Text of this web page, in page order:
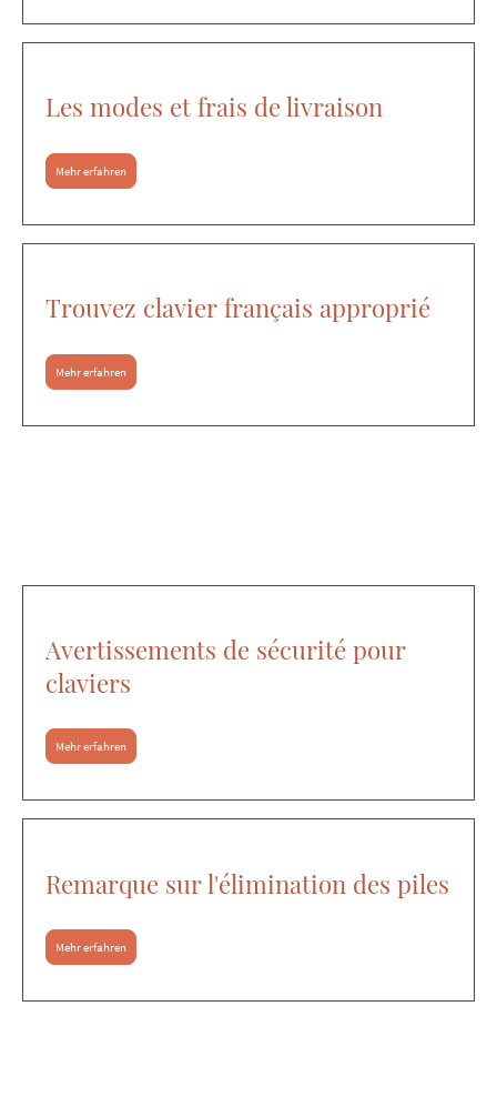
Les modes et frais de livraison
Mehr erfahren
Trouvez clavier français approprié
Mehr erfahren
Avertissements de sécurité pour
claviers
Mehr erfahren
Remarque sur l'élimination des piles
Mehr erfahren